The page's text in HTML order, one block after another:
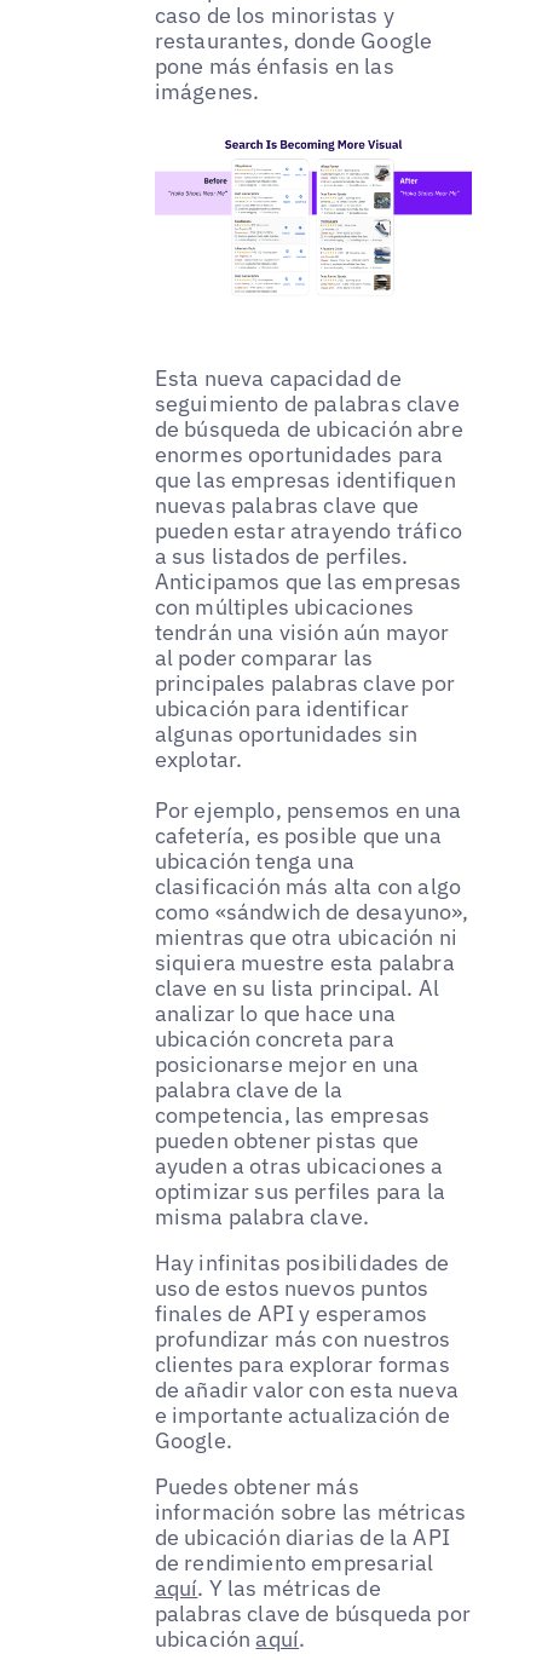
caso de los minoristas y
restaurantes, donde Google
pone más énfasis en las
imágenes.
Esta nueva capacidad de
seguimiento de palabras clave
de búsqueda de ubicación abre
enormes oportunidades para
que las empresas identifiquen
nuevas palabras clave que
pueden estar atrayendo tráfico
a sus listados de perfiles.
Anticipamos que las empresas
con múltiples ubicaciones
tendrán una visión aún mayor
al poder comparar las
principales palabras clave por
ubicación para identificar
algunas oportunidades sin
explotar.
Por ejemplo, pensemos en una
cafetería, es posible que una
ubicación tenga una
clasificación más alta con algo
como «sándwich de desayuno»,
mientras que otra ubicación ni
siquiera muestre esta palabra
clave en su lista principal. Al
analizar lo que hace una
ubicación concreta para
posicionarse mejor en una
palabra clave de la
competencia, las empresas
pueden obtener pistas que
ayuden a otras ubicaciones a
optimizar sus perfiles para la
misma palabra clave.
Hay infinitas posibilidades de
uso de estos nuevos puntos
finales de API y esperamos
profundizar más con nuestros
clientes para explorar formas
de añadir valor con esta nueva
e importante actualización de
Google.
Puedes obtener más
información sobre las métricas
de ubicación diarias de la API
de rendimiento empresarial
aquí. Y las métricas de
palabras clave de búsqueda por
ubicaciónaquí.